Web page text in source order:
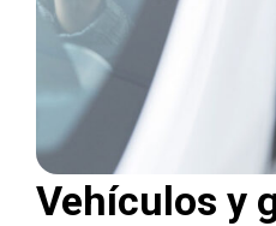
Vehículos y